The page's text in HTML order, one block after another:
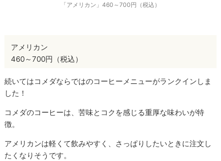
「アメリカン」460～700円（税込）
アメリカン
460～700円（税込）
続いてはコメダならではのコーヒーメニューがランクインしま
した！
コメダのコーヒーは、苦味とコクを感じる重厚な味わいが特
徴。
アメリカンは軽くて飲みやすく、さっぱりしたいときに注文し
たくなりそうです。